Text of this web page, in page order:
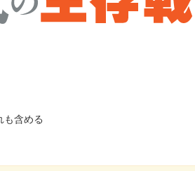
も含める